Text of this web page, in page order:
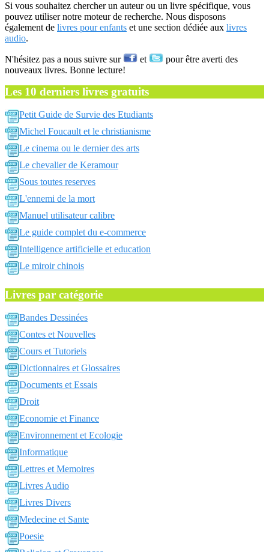
Si vous souhaitez chercher un auteur ou un livre spécifique, vous
pouvez utiliser notre moteur de recherche. Nous disposons
également de livres pour enfants et une section dédiée aux livres
audio.
N'hésitez pas a nous suivre sur et
pour être averti des
nouveaux livres. Bonne lecture!
Les 10 derniers livres gratuits
Petit Guide de Survie des Etudiants
Michel Foucault et le christianisme
Le cinema ou le dernier des arts
Le chevalier de Keramour
Sous toutes reserves
L'ennemi de la mort
Manuel utilisateur calibre
Le guide complet du e-commerce
Intelligence artificielle et education
Le miroir chinois
Livres par catégorie
Bandes Dessinées
Contes et Nouvelles
Cours et Tutoriels
Dictionnaires et Glossaires
Documents et Essais
Droit
Economie et Finance
Environnement et Ecologie
Informatique
Lettres et Memoires
Livres Audio
Livres Divers
Medecine et Sante
Poesie